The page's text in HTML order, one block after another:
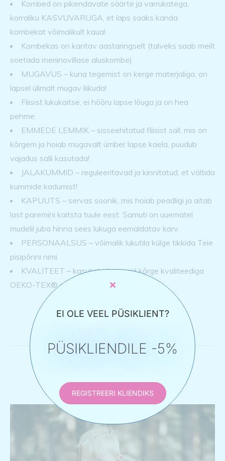
Kombed on pikendavate säärte ja varrukatega,
korraliku KASVUVARUGA, et laps saaks kanda
kombekat võimalikult kaua!
Kombekas on kantav aastaringselt (talveks saab meilt
soetada meriinovillase aluskombe)
MUGAVUS – kuna tegemist on kerge materjaliga, on
lapsel ülimalt mugav liikuda!
Fliisist lukukaitse, ei hõõru lapse lõuga ja on hea
pehme.
EMMEDE LEMMIK – sisseehitatud fliisist sall, mis on
kõrgem ja hoiab mugavalt ümber lapse kaela, puudub
vajadus salli kasutada!
JALAKUMMID – reguleeritavad ja kinnitatud, et vältida
kummide kadumist!
KAPUUTS – servas soonik, mis hoiab peadligi ja aitab
last paremini kaitsta tuule eest. Samuti on uuematel
mudelil juba hinna sees lukuga eemaldatav karv.
PERSONAALSUS – võimalik lukutila külge tikkida Teie
pisipõnni nimi
KVALITEET – kasutatud on vaid kõrge kvaliteediga
OEKO-TEX® sertifikaadiga materjale.
EI OLE VEEL PÜSIKLIENT?
PÜSIKLIENDILE -5%
REGISTREERI KLIENDIKS